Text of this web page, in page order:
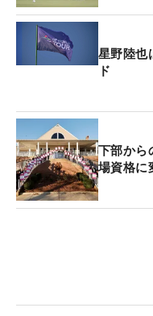
星野陸
ド
下部から
場資格に